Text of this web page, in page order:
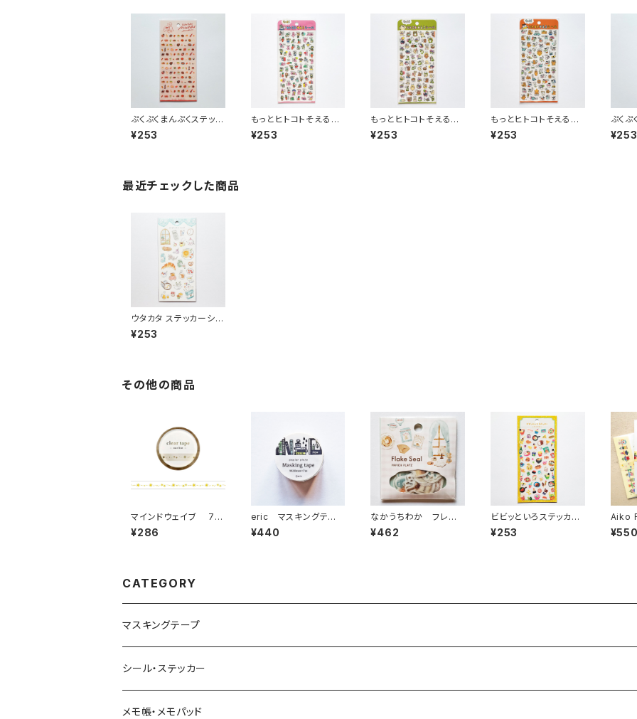
ぷくぷくまんぷくステッカ
ーシール 82319 町中
華
¥253
もっとヒトコトそえるス
テッカーシール 82793
うさぎたち ピンク
¥253
もっとヒトコトそえるス
テッカーシール 82794
くまたち グリーン
¥253
もっとヒトコトそえるス
テッカーシール 82792
ねこたち オレンジ
¥253
ぷくぷ
ーシ
¥253
最近チェックした商品
ウタカタ ステッカーシー
ル 82012 モーニング
朝ごはん
¥253
その他の商品
マインドウェイブ 7m
m幅クリアテープ箔押し
95296 star line
¥286
eric マスキングテー
プ ブックシェルフ 3
7-634
¥440
なかうちわか フレー
クシール うさぎさんと
珈琲
¥462
ビビッといろステッカー
シール 82728 たべも
の イエロー
¥253
Aiko
子 レ
ding
¥550
CATEGORY
マスキングテープ
ヨハク
和紙
Hutte paper works （プロペラスタジオ）
シール・ステッカー
フレークシール
メモ帳・メモパッド